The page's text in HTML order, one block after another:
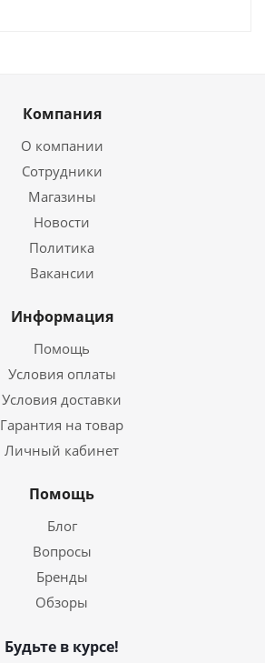
Компания
О компании
Сотрудники
Магазины
Новости
Политика
Вакансии
Информация
Помощь
Условия оплаты
Условия доставки
Гарантия на товар
Личный кабинет
Помощь
Блог
Вопросы
Бренды
Обзоры
Будьте в курсе!